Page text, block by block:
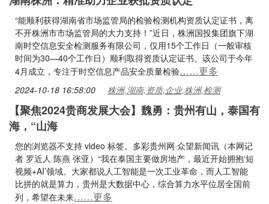
“能顺利获得湖南省市场监管局的检验检测机构资质认定证书，离
不开株洲市市场监管局的大力支持！”近日，株洲国投集团旗下湖
南时空信息安全检测服务有限公司，仅用15个工作日（一般审核
时间为30—40个工作日）顺利取得资质认定证书。该公司于今年
4月成立，专注于时空信息产品安全质量检验……更多
2024-10-18 16:58:00 株洲,湖南,资质,企业,株洲,检测
【聚焦2024贵商发展大会】魏勇：贵州有山，泰国有
海，“山海
您的浏览器不支持 video 标签。多彩贵州网·众望新闻讯（本网记
者 罗近人 陈燕 张亚）“我在泰国主要做房地产，最近开始拥抱‘短
视频+AI’领域。大家都说人工智能是一次工业革命，而人工智能
比拼的就是算力，贵州是大数据中心，综合算力水平位居全国前
列，希望在未来……更多